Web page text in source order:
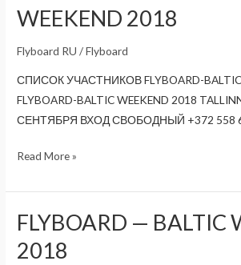
!
WEEKEND 2018
Flyboard RU /Flyboard
СПИСОК УЧАСТНИКОВ FLYBOARD-BALTIC
FLYBOARD-BALTIC WEEKEND 2018
СЕНТЯБРЯ ВХОД СВОБОДНЫЙ +372 558
Участники
BALTIC
WEEKEND
2018
Read More »
FLYBOARD — BALTIC
2018